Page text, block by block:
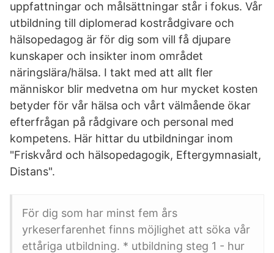
uppfattningar och målsättningar står i fokus. Vår
utbildning till diplomerad kostrådgivare och
hälsopedagog är för dig som vill få djupare
kunskaper och insikter inom området
näringslära/hälsa. I takt med att allt fler
människor blir medvetna om hur mycket kosten
betyder för vår hälsa och vårt välmående ökar
efterfrågan på rådgivare och personal med
kompetens. Här hittar du utbildningar inom
"Friskvård och hälsopedagogik, Eftergymnasialt,
Distans".
För dig som har minst fem års
yrkeserfarenhet finns möjlighet att söka vår
ettåriga utbildning. * utbildning steg 1 - hur